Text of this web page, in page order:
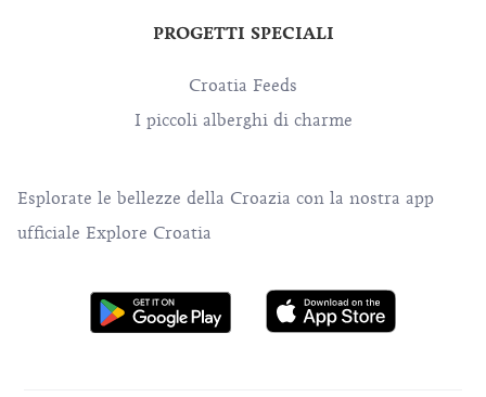
PROGETTI SPECIALI
Croatia Feeds
I piccoli alberghi di charme
Esplorate le bellezze della Croazia con la nostra app
ufficiale Explore Croatia